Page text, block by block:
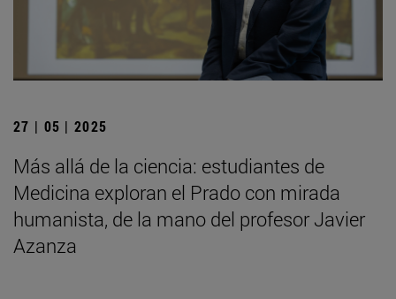
27 | 05 | 2025
Más allá de la ciencia: estudiantes de
Medicina exploran el Prado con mirada
humanista, de la mano del profesor Javier
Azanza